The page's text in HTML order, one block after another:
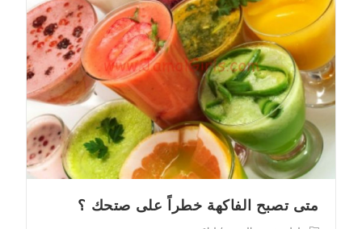
متى تصبح الفاكهة خطراً على صتحك ؟